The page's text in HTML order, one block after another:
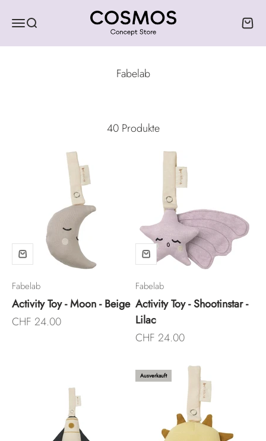
Menü
Suche COSMOS Concept Store
40 Produkte
Fabelab
Activity Toy - Moon - Beige
Angebot
CHF 24.00
Fabelab
Activity Toy - Shootinstar -
Lilac
Angebot
CHF 24.00
Ausverkauft